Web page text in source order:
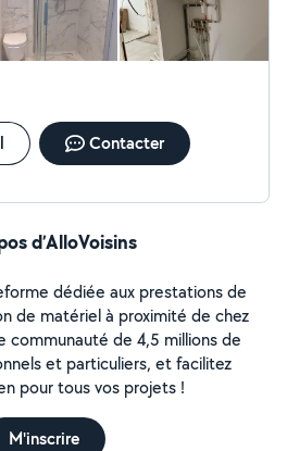
Contacter
d’AlloVoisins
dédiée aux prestations de
de matériel à proximité de chez
communauté de 4,5 millions de
et particuliers, et facilitez
pour tous vos projets !
M'inscrire